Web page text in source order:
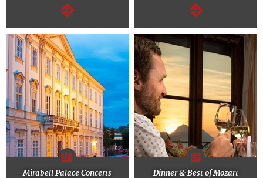
segue segue
Mirabell Palace Concerts
Dinner & Best of Mozart